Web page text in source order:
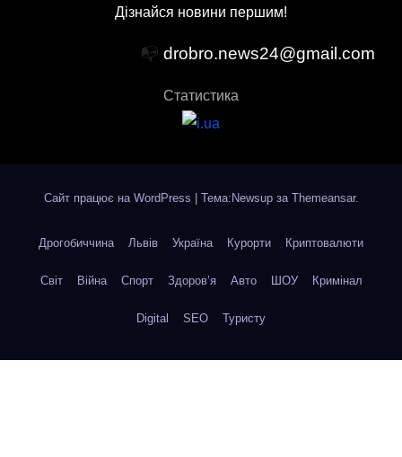
Дізнайся новини першим!
📭 drobro.news24@gmail.com
Статистика
Сайт працює на WordPress Тема:Newsup за Themeansar.
Дрогобиччина Львів Україна Курорти Криптовалюти
Світ Війна Спорт Здоров’я Авто ШОУ Кримінал
Digital SEO Туристу